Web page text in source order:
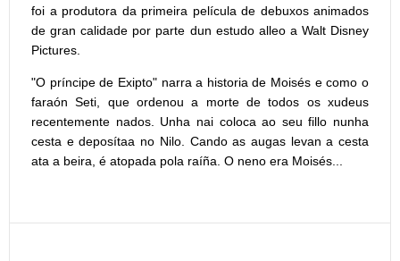
foi a produtora da primeira película de debuxos animados
de gran calidade por parte dun estudo alleo a Walt Disney
Pictures.
"O príncipe de Exipto" narra a historia de Moisés e como o
faraón Seti, que ordenou a morte de todos os xudeus
recentemente nados. Unha nai coloca ao seu fillo nunha
cesta e deposítaa no Nilo. Cando as augas levan a cesta
ata a beira, é atopada pola raíña. O neno era Moisés...